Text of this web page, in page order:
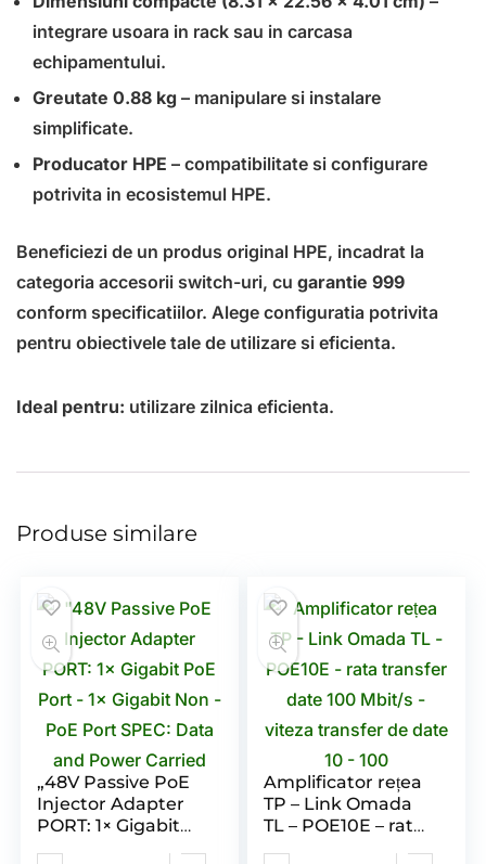
integrare usoara in rack sau in carcasa
echipamentului.
Greutate 0.88 kg – manipulare si instalare
simplificate.
Producator HPE – compatibilitate si configurare
potrivita in ecosistemul HPE.
Beneficiezi de un produs original HPE, incadrat la
categoria accesorii switch-uri, cu garantie 999
conform specificatiilor. Alege configuratia potrivita
pentru obiectivele tale de utilizare si eficienta.
Ideal pentru: utilizare zilnica eficienta.
Produse similare
„48V Passive PoE
Injector Adapter
PORT: 1× Gigabit
Amplificator rețea
TP – Link Omada
TL – POE10E – rata